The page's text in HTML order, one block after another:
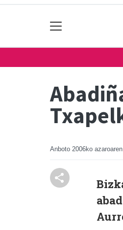
Anboto 2006ko